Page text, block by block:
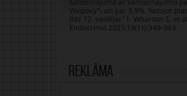
Reklāma